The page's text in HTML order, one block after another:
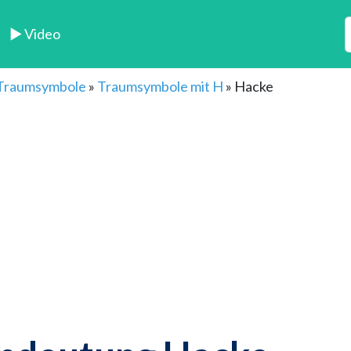
► Video
» Traumsymbole mit H » Hacke